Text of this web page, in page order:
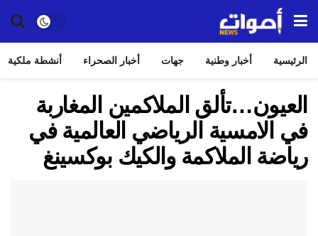
الرئيسية أخبار وطنية جهات أخبار الصحراء أنشطة ملكية
العيون…تألق الملاكمين المغاربة
في الامسية الرياضي العالمية في
رياضة الملاكمة والكيك بوكسينغ